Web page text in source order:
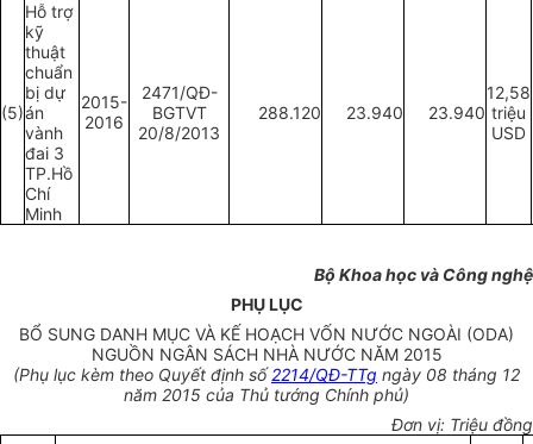
(5)
Hỗ trợ
kỹ
thuật
chuẩn
bị dự
án
vành
đai 3
TP.Hồ
Chí
Minh
2015-
2016
2471/QĐ-
BGTVT
20/8/2013
288.120 23.940 23.940
12,58
triệu
USD
Bộ Khoa học và Công nghệ
PHỤ LỤC
BỔ SUNG DANH MỤC VÀ KẾ HOẠCH VỐN NƯỚC NGOÀI (ODA)
NGUỒN NGÂN SÁCH NHÀ NƯỚC NĂM 2015
(Phụ lục kèm theo Quyết định số2214/QĐ-TTg ngày 08 tháng 12
năm 2015 của Thủ tướng Chính phủ)
Đơn vị: Triệu đồng